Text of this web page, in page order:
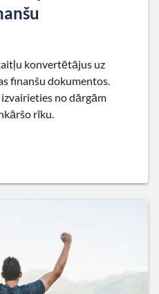
konvertētājus uz
finanšu dokumentos.
no dārgām
rīku.